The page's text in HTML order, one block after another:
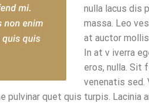
nulla lacus dis
massa. Leo
at auctor
In at v iverra
eros, nulla. Sit
venenatis sed.
pulvinar quet quis turpis. Lacinia